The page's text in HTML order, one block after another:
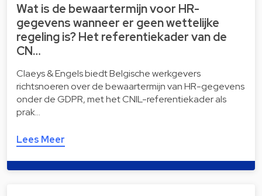
Wat is de bewaartermijn voor HR-
gegevens wanneer er geen wettelijke
regeling is? Het referentiekader van de
CN…
Claeys & Engels biedt Belgische werkgevers
richtsnoeren over de bewaartermijn van HR-gegevens
onder de GDPR, met het CNIL-referentiekader als
prak…
Lees Meer